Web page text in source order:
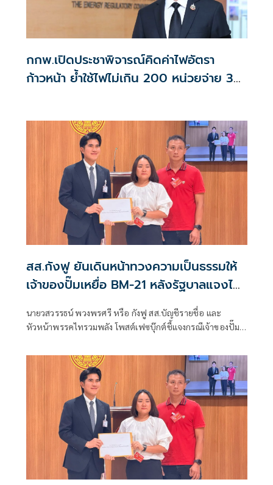
กกพ.เปิดประชาพิจารณ์คิดค่าไฟอัตรา
ก้าวหน้า ย้ำใช้ไฟไม่เกิน 200 หน่วยจ่าย 3
สส.กังฟู ยันเดินหน้าทวงความเป็นธรรมให้
เจ้าของปั๊มเหยื่อ BM-21 หลังรัฐบาลแจงไม่
เข้าหลักเกณฑ์เยียวยา
นายวสวรรธน์ พวงพรศรี หรือ กังฟู สส.บัญชีรายชื่อ และ
หัวหน้าพรรคไทรวมพลัง โพสต์เฟซบุ๊กต์ชี้แจงกรณีเจ้าของปั๊ม
เสียหายจากจรวด BM-21 ของกัมพูชา ออกมาร้องเรียนว่ายังไม่
ได้รับเงินเยียวจากภาครัฐ ก่อนที่นางสาวรัชดา ธนาดิเรก โฆษก
ประจำสำนักนายกรัฐมนตรี ยืนยันว่า